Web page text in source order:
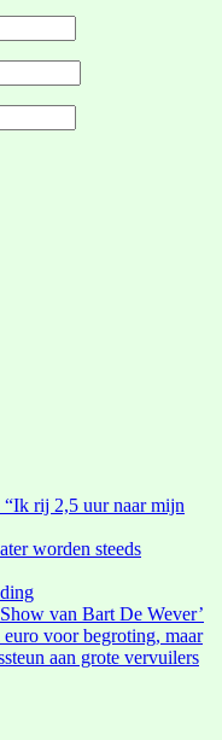
“Ik rij 2,5 uur naar mijn
worden steeds
van Bart De Wever’
voor begroting, maar
aan grote vervuilers